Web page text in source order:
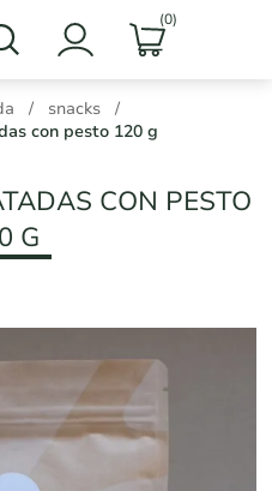
(0)
/ snacks
/
con pesto 120 g
CON PESTO
G